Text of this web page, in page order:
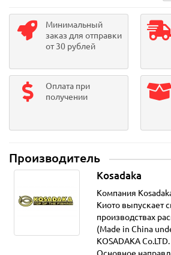
Минимальный
заказ для отправки
от 30 рублей
Оплата при
получении
Производитель
Kosadaka
Компания
Киото выпускает
производствах
(Made in China
KOSADAKA